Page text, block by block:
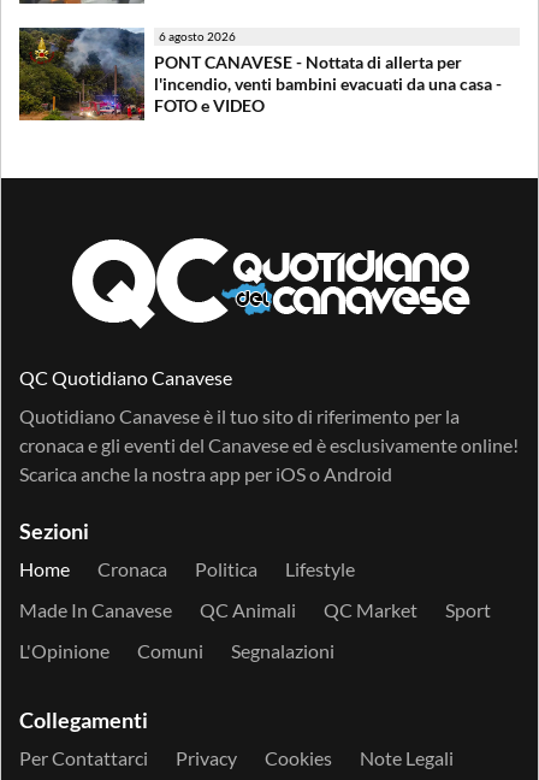
6 agosto 2026
PONT CANAVESE - Nottata di allerta per
l'incendio, venti bambini evacuati da una casa -
FOTO e VIDEO
QC Quotidiano Canavese
Quotidiano Canavese è il tuo sito di riferimento per la
cronaca e gli eventi del Canavese ed è esclusivamente online!
Scarica anche la nostra app per iOSo Android
Sezioni
Home Cronaca Politica
Lifestyle
Made In Canavese
QC Animali QC Market
Sport
L'Opinione
Comuni Segnalazioni
Collegamenti
Per Contattarci Privacy Cookies Note Legali